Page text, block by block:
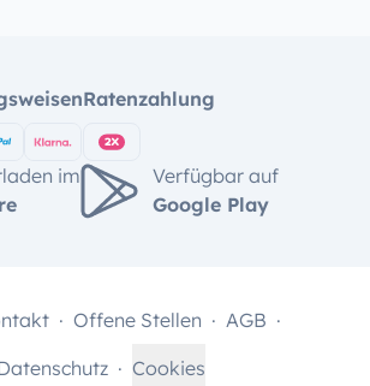
Ratenzahlung
im
Verfügbar auf
Google Play
Offene Stellen
AGB
Cookies